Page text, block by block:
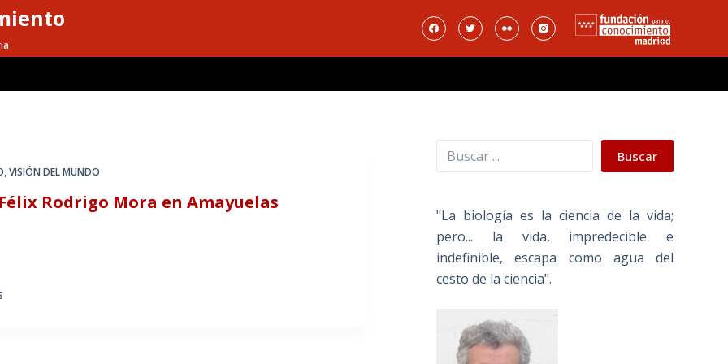
,VISIÓN DEL MUNDO
Rodrigo Mora en Amayuelas
Buscar Buscar
"La biología es la ciencia de la vida;
pero... la vida, impredecible e
indefinible, escapa como agua del
cesto de la ciencia".